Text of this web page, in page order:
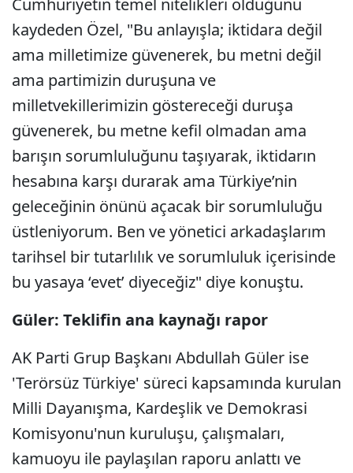
Cumhuriyetin temel nitelikleri olduğunu
kaydeden Özel, "Bu anlayışla; iktidara değil
ama milletimize güvenerek, bu metni değil
ama partimizin duruşuna ve
milletvekillerimizin göstereceği duruşa
güvenerek, bu metne kefil olmadan ama
barışın sorumluluğunu taşıyarak, iktidarın
hesabına karşı durarak ama Türkiye’nin
geleceğinin önünü açacak bir sorumluluğu
üstleniyorum. Ben ve yönetici arkadaşlarım
tarihsel bir tutarlılık ve sorumluluk içerisinde
bu yasaya ‘evet’ diyeceğiz" diye konuştu.
Güler: Teklifin ana kaynağı rapor
AK Parti Grup Başkanı Abdullah Güler ise
'Terörsüz Türkiye' süreci kapsamında kurulan
Milli Dayanışma, Kardeşlik ve Demokrasi
Komisyonu'nun kuruluşu, çalışmaları,
kamuoyu ile paylaşılan raporu anlattı ve